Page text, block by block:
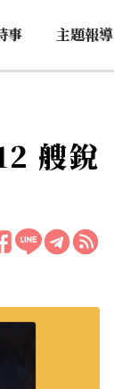
事 主題報導
艘銳